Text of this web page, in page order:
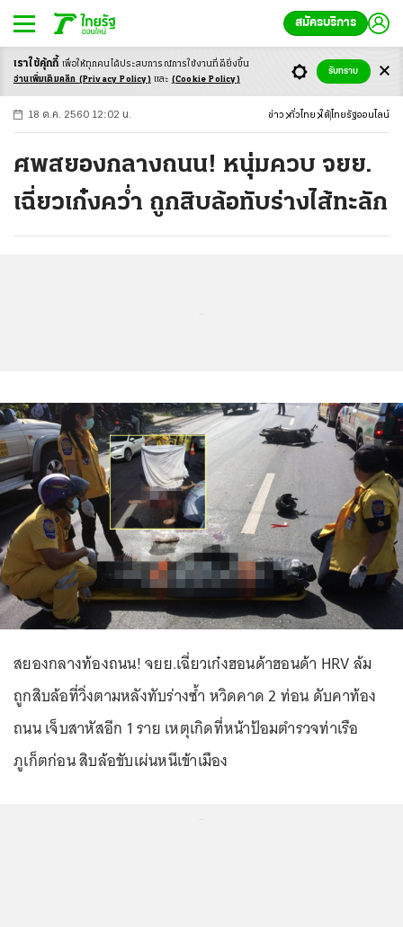
สมัครบริการ
-ก ก ก+
18 ต.ค. 2560 12:02 น. ข่าว ทั่วไทย ใต้ ไทยรัฐออนไลน์
ศพสยองกลางถนน! หนุ่มควบ จยย.
เฉี่ยวเก๋งคว่ำ ถูกสิบล้อทับร่างไส้ทะลัก
สยองกลางท้องถนน! จยย.เฉี่ยวเก๋งฮอนด้าฮอนด้า HRV ล้ม
ถูกสิบล้อที่วิ่งตามหลังทับร่างซ้ำ หวิดคาด 2 ท่อน ดับคาท้อง
ถนน เจ็บสาหัสอีก 1 ราย เหตุเกิดที่หน้าป้อมตำรวจท่าเรือ
ภูเก็ตก่อน สิบล้อขับเผ่นหนีเข้าเมือง
เราใช้คุ้กกี้ เพื่อให้ทุกคนได้ประสบการณ์การใช้งานที่ดียิ่งขึ้น
อ่านเพิ่มเติมคลิก (Privacy Policy) และ (Cookie Policy)
รับทราบ